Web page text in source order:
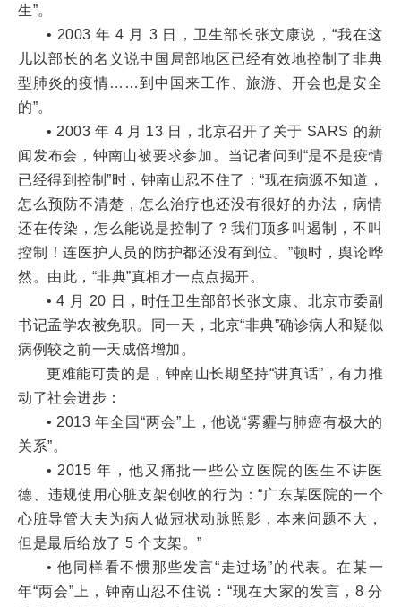
生”。
• 2003 年 4 月 3 日，卫生部长张文康说，“我在这
儿以部长的名义说中国局部地区已经有效地控制了非典
型肺炎的疫情……到中国来工作、旅游、开会也是安全
的”。
• 2003 年 4 月 13 日，北京召开了关于 SARS 的新
闻发布会，钟南山被要求参加。当记者问到“是不是疫情
已经得到控制”时，钟南山忍不住了：“现在病源不知道，
怎么预防不清楚，怎么治疗也还没有很好的办法，病情
还在传染，怎么能说是控制了？我们顶多叫遏制，不叫
控制！连医护人员的防护都还没有到位。”顿时，舆论哗
然。由此，“非典”真相才一点点揭开。
• 4 月 20 日，时任卫生部部长张文康、北京市委副
书记孟学农被免职。同一天，北京“非典”确诊病人和疑似
病例较之前一天成倍增加。
更难能可贵的是，钟南山长期坚持“讲真话”，有力推
动了社会进步：
• 2013 年全国“两会”上，他说“雾霾与肺癌有极大的
关系”。
• 2015 年，他又痛批一些公立医院的医生不讲医
德、违规使用心脏支架创收的行为：“广东某医院的一个
心脏导管大夫为病人做冠状动脉照影，本来问题不大，
但是最后给放了 5 个支架。”
• 他同样看不惯那些发言“走过场”的代表。在某一
年“两会”上，钟南山忍不住说：“现在大家的发言，8 分